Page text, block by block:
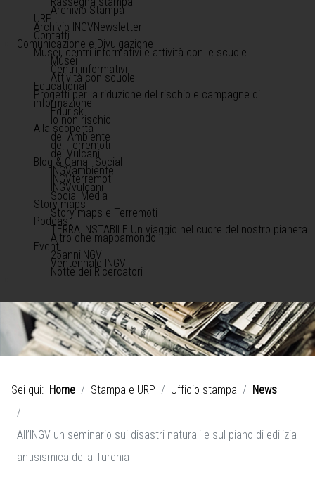
Archivio Stampa
URP
Archivio INGVNewsletter
Contatti
Comunicazione e Divulgazione
Musei, centri informativi e attività con le scuole
Musei
Centri informativi
Attività con scuole
Educational
Progetti per la riduzione del rischio e campagne di
informazione
Edurisk
Io non rischio
Alla scoperta
dell'Ambiente
dei Terremoti
dei Vulcani
Blog & Canali Social
INGVambiente
INGVterremoti
INGVvulcani
Social Media
Story maps
Story maps e Terremoti
Podcast
TERRA INSTABILE Un viaggio nel cuore del nostro pianeta
Altro che mappamondo
Eventi
25anniINGV
Ventennale INGV
Notte dei Ricercatori
Sei qui: Home Stampa e URP Ufficio stampa News
All’INGV un seminario sui disastri naturali e sul piano di edilizia
antisismica della Turchia